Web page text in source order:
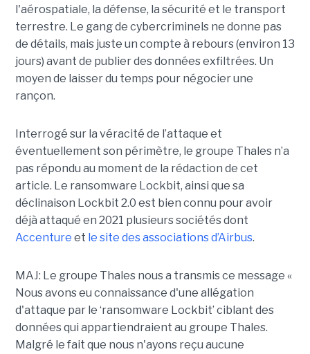
l'aérospatiale, la défense, la sécurité et le transport
terrestre. Le gang de cybercriminels ne donne pas
de détails, mais juste un compte à rebours (environ 13
jours) avant de publier des données exfiltrées. Un
moyen de laisser du temps pour négocier une
rançon.
Interrogé sur la véracité de l’attaque et
éventuellement son périmètre, le groupe Thales n’a
pas répondu au moment de la rédaction de cet
article. Le ransomware Lockbit, ainsi que sa
déclinaison Lockbit 2.0 est bien connu pour avoir
déjà attaqué en 2021 plusieurs sociétés dont
Accenture et le site des associations d’Airbus.
MAJ: Le groupe Thales nous a transmis ce message «
Nous avons eu connaissance d'une allégation
d'attaque par le ‘ransomware Lockbit’ ciblant des
données qui appartiendraient au groupe Thales.
Malgré le fait que nous n'ayons reçu aucune